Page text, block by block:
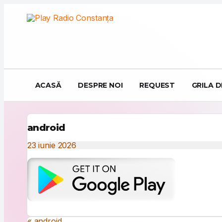
ACASĂ DESPRE NOI REQUEST GRILA
android
23 iunie 2026